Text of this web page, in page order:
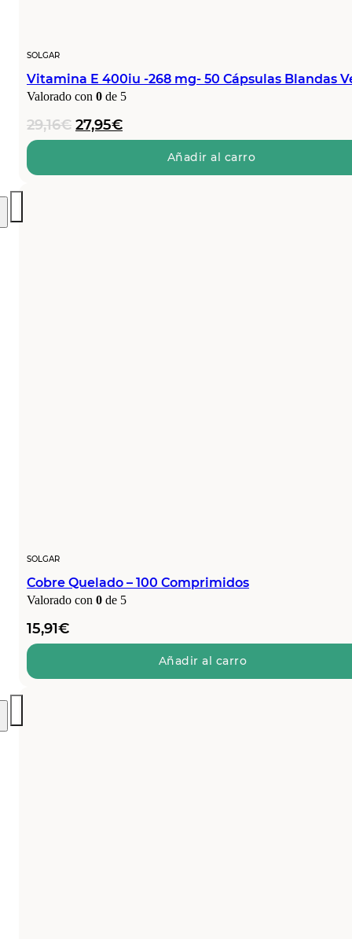
SOLGAR
Vitamina E 400iu -268 mg- 50 Cápsulas Blandas
Valorado con 0 de 5
29,16€ El
precio
era:
27,95€El
precio
es:
Añadir al carro
SOLGAR
Cobre Quelado – 100 Comprimidos
Valorado con 0 de 5
15,91€
Añadir al carro